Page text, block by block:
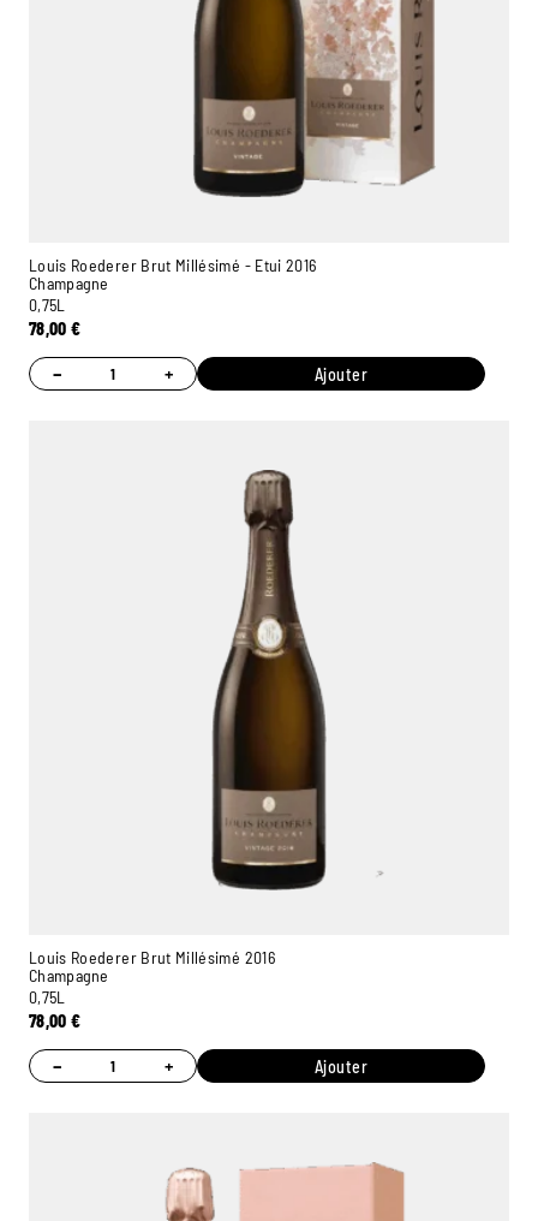
Louis Roederer Brut Millésimé - Etui 2016
Champagne
0,75L
78,00€
− + Ajouter
Louis Roederer Brut Millésimé 2016
Champagne
0,75L
78,00€
− + Ajouter